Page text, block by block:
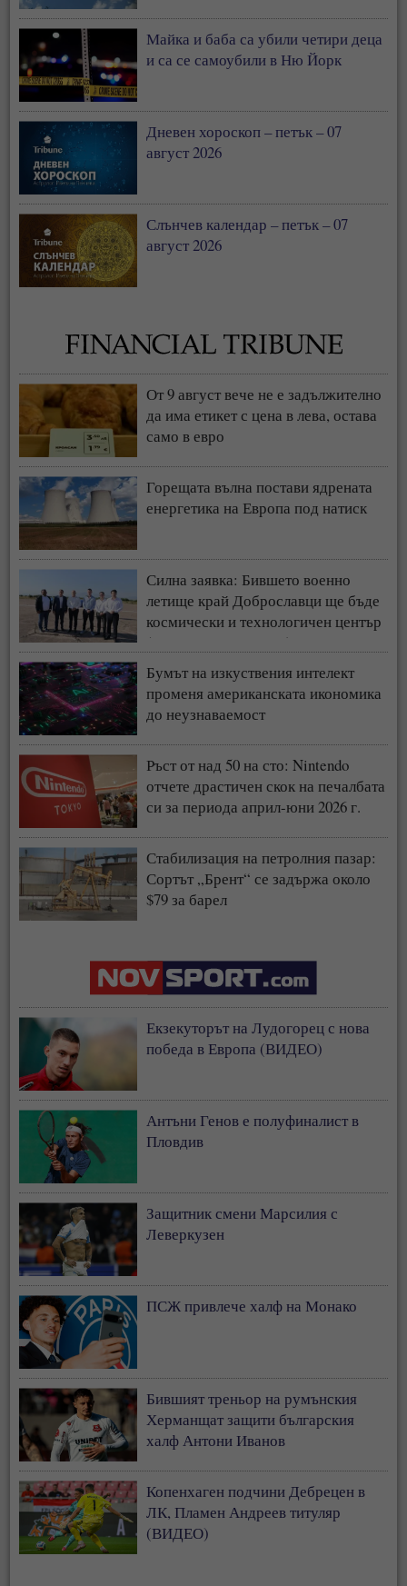
Майка и баба са убили четири деца
и са се самоубили в Ню Йорк
Дневен хороскоп – петък – 07
август 2026
Слънчев календар – петък – 07
август 2026
От 9 август вече не е задължително
да има етикет с цена в лева, остава
само в евро
Горещата вълна постави ядрената
енергетика на Европа под натиск
Силна заявка: Бившето военно
летище край Доброславци ще бъде
космически и технологичен център
(СНИМКИ + ВИДЕО)
Бумът на изкуствения интелект
променя американската икономика
до неузнаваемост
Ръст от над 50 на сто: Nintendo
отчете драстичен скок на печалбата
си за периода април-юни 2026 г.
Стабилизация на петролния пазар:
Сортът „Брент“ се задържа около
$79 за барел
Екзекуторът на Лудогорец с нова
победа в Европа (ВИДЕО)
Антъни Генов е полуфиналист в
Пловдив
Защитник смени Марсилия с
Леверкузен
ПСЖ привлече халф на Монако
Бившият треньор на румънския
Херманщат защити българския
халф Антони Иванов
Копенхаген подчини Дебрецен в
ЛК, Пламен Андреев титуляр
(ВИДЕО)